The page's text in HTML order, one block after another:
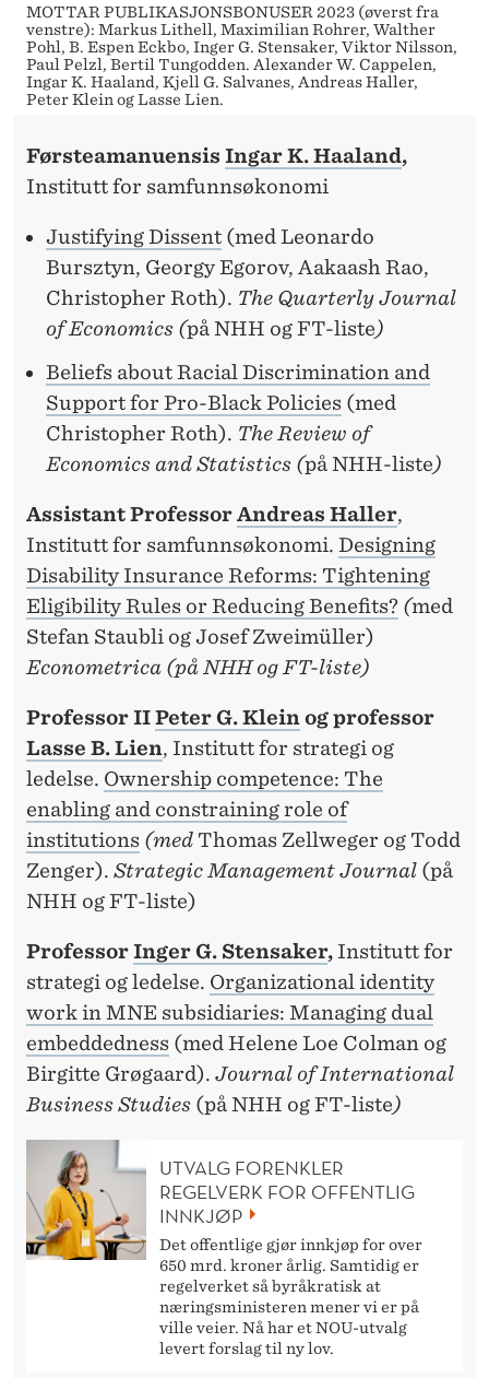
MOTTAR PUBLIKASJONSBONUSER 2023 (øverst fra
venstre): Markus Lithell, Maximilian Rohrer, Walther
Pohl, B. Espen Eckbo, Inger G. Stensaker, Viktor Nilsson,
Paul Pelzl, Bertil Tungodden. Alexander W. Cappelen,
Ingar K. Haaland, Kjell G. Salvanes, Andreas Haller,
Peter Klein og Lasse Lien.
Førsteamanuensis Ingar K. Haaland,
Institutt for samfunnsøkonomi
Justifying Dissent (med Leonardo
Bursztyn, Georgy Egorov, Aakaash Rao,
Christopher Roth). The Quarterly Journal
of Economics (på NHH og FT-liste)
Beliefs about Racial Discrimination and
Support for Pro-Black Policies (med
Christopher Roth). The Review of
Economics and Statistics (på NHH-liste)
Assistant ProfessorAndreas Haller,
Institutt for samfunnsøkonomi. Designing
Disability Insurance Reforms: Tightening
Eligibility Rules or Reducing Benefits? (med
Stefan Staubli og Josef Zweimüller)
Econometrica (på NHH og FT-liste)
Professor IIPeter G. Kleinog professor
Lasse B. Lien, Institutt for strategi og
ledelse. Ownership competence: The
enabling and constraining role of
institutions (med Thomas Zellweger og Todd
Zenger). Strategic Management Journal (på
NHH og FT-liste)
Professor Inger G. Stensaker, Institutt for
strategi og ledelse. Organizational identity
work in MNE subsidiaries: Managing dual
embeddedness (med Helene Loe Colman og
Birgitte Grøgaard). Journal of International
Business Studies (på NHH og FT-liste)
UTVALG FORENKLER
REGELVERK FOR OFFENTLIG
INNKJØP
Det offentlige gjør innkjøp for over
650 mrd. kroner årlig. Samtidig er
regelverket så byråkratisk at
næringsministeren mener vi er på
ville veier. Nå har et NOU-utvalg
levert forslag til ny lov.